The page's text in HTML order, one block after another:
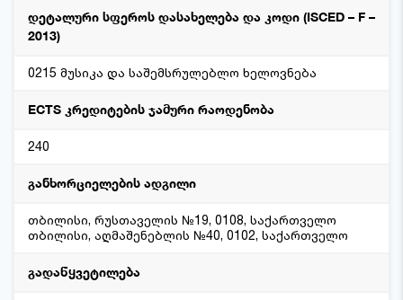
დეტალური სფეროს დასახელება და კოდი (ISCED – F –
2013)
0215 მუსიკა და საშემსრულებლო ხელოვნება
ECTS კრედიტების ჯამური რაოდენობა
240
განხორციელების ადგილი
თბილისი, რუსთაველის №19, 0108, საქართველო
თბილისი, აღმაშენებლის №40, 0102, საქართველო
გადაწყვეტილება